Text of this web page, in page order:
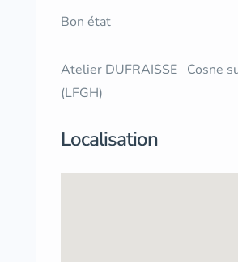
Bon état
Atelier DUFRAISSE Cosne
(LFGH)
Localisation